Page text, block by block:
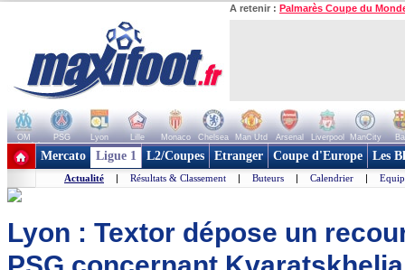
A retenir : Palmarès Coupe du
OM PSG Lyon Lille Monaco Chelsea Man Utd Arsenal Liverpool ManCity
+ de clubs
Mercato Ligue 1 L2/Coupes Etranger Coupe d'Europe Les
Actualité | Résultats & Classement | Buteurs | Calendrier |
Lyon : Textor dépose un